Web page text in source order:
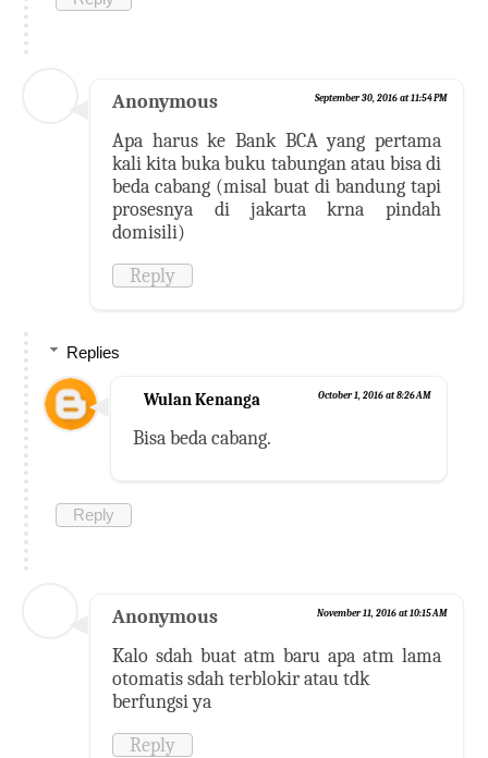
Anonymous September 30, 2016 at 11:54 PM
Apa harus ke Bank BCA yang pertama
kali kita buka buku tabungan atau bisa di
beda cabang (misal buat di bandung tapi
prosesnya di jakarta krna pindah
domisili)
Reply
Replies
Wulan Kenanga October 1, 2016 at 8:26 AM
Bisa beda cabang.
Reply
Anonymous November 11, 2016 at 10:15 AM
Kalo sdah buat atm baru apa atm lama
otomatis sdah terblokir atau tdk
berfungsi ya
Reply